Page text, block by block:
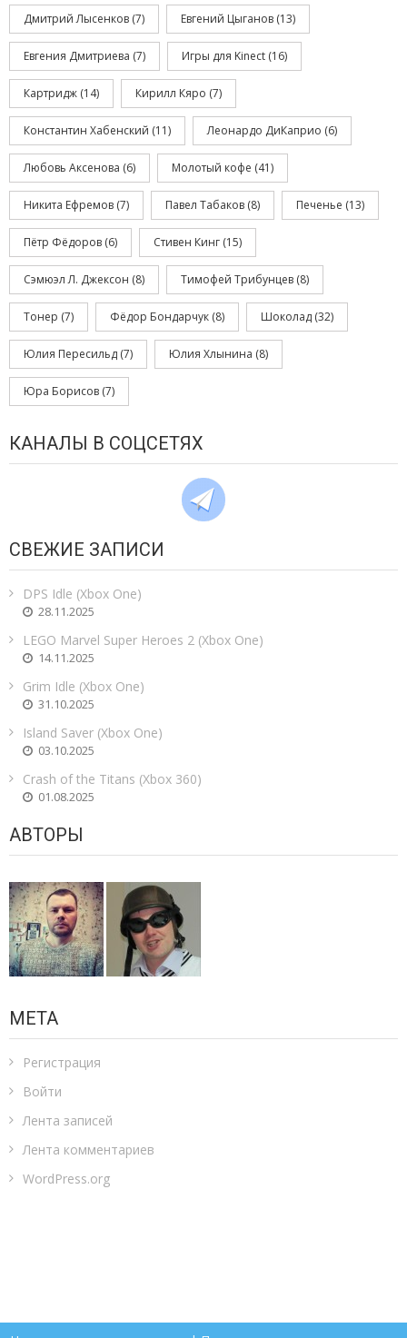
Дмитрий Лысенков (7) Евгений Цыганов (13)
Евгения Дмитриева (7) Игры для Kinect (16)
Картридж (14) Кирилл Кяро (7)
Константин Хабенский (11) Леонардо ДиКаприо (6)
Любовь Аксенова (6) Молотый кофе (41)
Никита Ефремов (7) Павел Табаков (8) Печенье (13)
Пётр Фёдоров (6) Стивен Кинг (15)
Сэмюэл Л. Джексон (8) Тимофей Трибунцев (8)
Тонер (7) Фёдор Бондарчук (8) Шоколад (32)
Юлия Пересильд (7) Юлия Хлынина (8)
Юра Борисов (7)
КАНАЛЫ В СОЦСЕТЯХ
СВЕЖИЕ ЗАПИСИ
DPS Idle (Xbox One)
28.11.2025
LEGO Marvel Super Heroes 2 (Xbox One)
14.11.2025
Grim Idle (Xbox One)
31.10.2025
Island Saver (Xbox One)
03.10.2025
Crash of the Titans (Xbox 360)
01.08.2025
АВТОРЫ
МЕТА
Регистрация
Войти
Лента записей
Лента комментариев
WordPress.org